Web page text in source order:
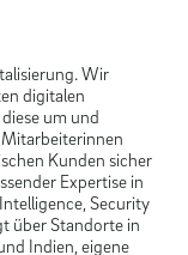
Wir
digitalen
um und
Mitarbeiterinnen
Kunden sicher
Expertise in
Security
über Standorte in
Indien, eigene